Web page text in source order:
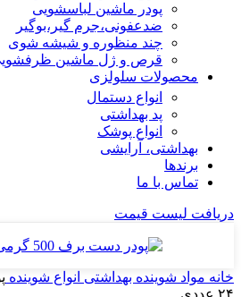
پودر ماشین لباسشویی
ضدعفونی،جرم گیر،بوگیر
چند منظوره و شیشه شوی
قرص و ژل ماشین
محصولات سلولزی
انواع دستمال
پد بهداشتی
انواع پوشک
بهداشتی، آرایشی
برندها
تماس با ما
دریافت لیست قیمت
خانه مواد شوینده بهداشتی انواع شوینده
۲۴ عددی